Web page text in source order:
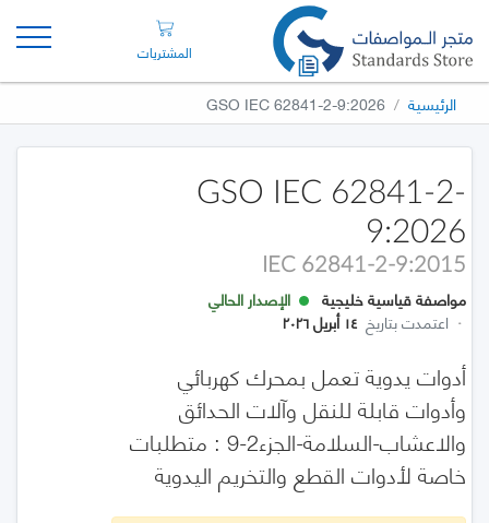
المشتريات
الرئيسية GSO IEC 62841-2-9:2026
GSO IEC 62841-2-
9:2026
IEC 62841-2-9:2015
مواصفة قياسية خليجية
الإصدار الحالي
· اعتمدت بتاريخ ١٤ أبريل ٢٠٢٦
أدوات يدوية تعمل بمحرك كهربائي
وأدوات قابلة للنقل وآلات الحدائق
والاعشاب-السلامة-الجزء2-9 : متطلبات
خاصة لأدوات القطع والتخريم اليدوية